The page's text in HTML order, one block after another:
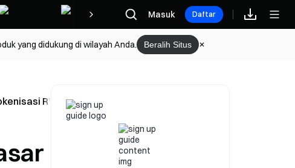
Hadiah Masuk Daftar
yang didukung di wilayah Anda. Beralih Situs
RWA akan diluncurkan pada awal Mei